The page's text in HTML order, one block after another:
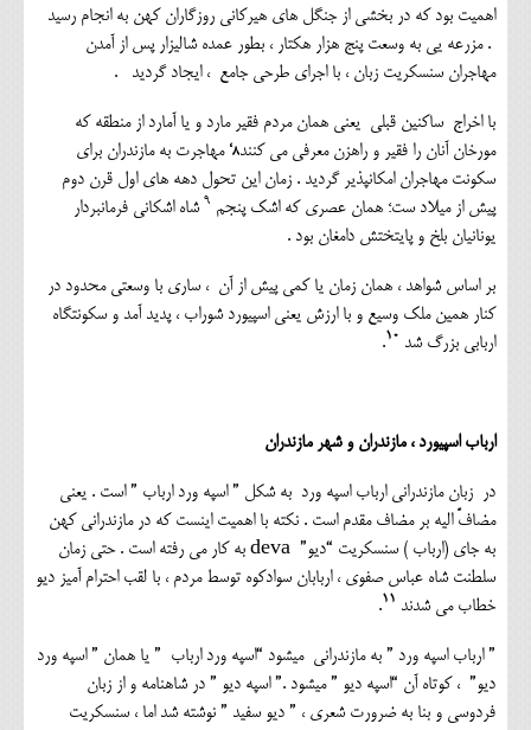
اهمیت بود که در بخشی از جنگل های هیرکانی روزگاران کهن به انجام رسید
. مزرعه یی به وسعت پنج هزار هکتار ، بطور عمده شالیزار پس از آمدن
مهاجران سنسکریت زبان ، با اجرای طرحی جامع ، ایجاد گردید .
با اخراج ساکنین قبلی یعنی همان مردم فقیر مارد و یا آمارد از منطقه که
مورخان آنان را فقیر و راهزن معرفی می کنند ۸، مهاجرت به مازندران برای
سکونت مهاجران امکانپذیر گردید . زمان این تحول دهه های اول قرن دوم
پیش از میلاد ست؛ همان عصری که اشک پنجم ۹ شاه اشکانی فرمانبردار
یونانیان بلخ و پایتختش دامغان بود .
بر اساس شواهد ، همان زمان یا کمی پیش از آن ، ساری با وسعتی محدود در
کنار همین ملک وسیع و با ارزش یعنی اسپیورد شوراب ، پدید آمد و سکونتگاه
اربابی بزرگ شد ۱۰.
ارباب اسپیورد ، مازندران و شهر مازندران
در زبان مازندرانی ارباب اسپه ورد به شکل ” اسپه ورد ارباب ” است . یعنی
مضافً الیه بر مضاف مقدم است . نکته با اهمیت اینست که در مازندرانی کهن
به جای (ارباب ) سنسکریت “دیو” deva به کار می رفته است . حتی زمان
سلطنت شاه عباس صفوی ، اربابان سوادکوه توسط مردم ، با لقب احترام آمیز دیو
خطاب می شدند ۱۱.
” ارباب اسپه ورد ” به مازندرانی میشود “اسپه ورد ارباب ” یا همان ” اسپه ورد
دیو” ، کوتاه آن “اسپه دیو ” میشود .” اسپه دیو ” در شاهنامه و از زبان
فردوسی و بنا به ضرورت شعری ، ” دیو سفید ” نوشته شد اما ، سنسکریت